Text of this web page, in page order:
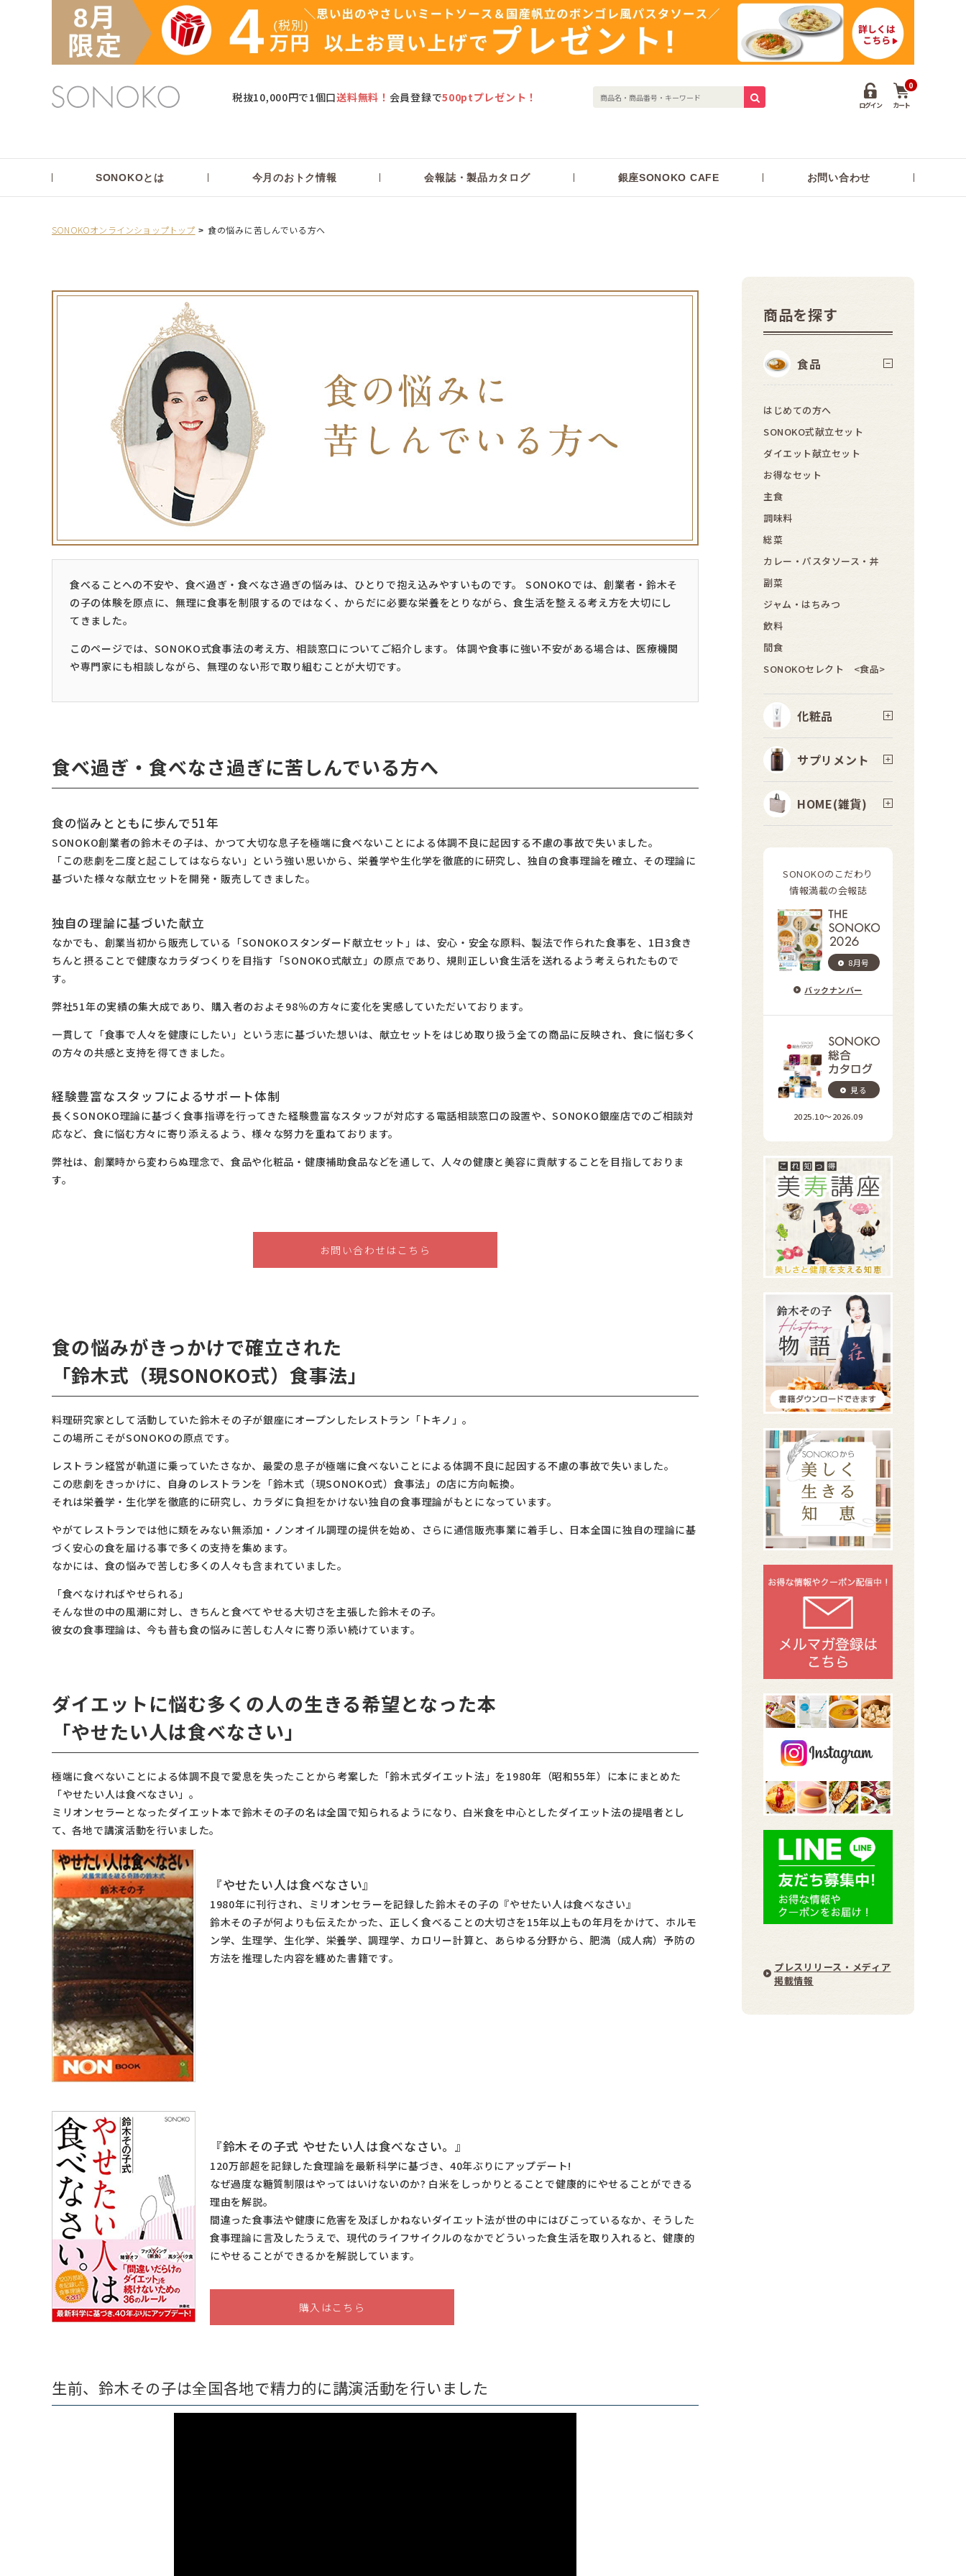
税抜10,000円で1個口送料無料！ 会員登録で500ptプレゼント！
ログイン カート
0
SONOKOとは 銀座SONOKO CAFE
今月のおトク情報 会報誌・製品カタログ お問い合わせ
SONOKOオンラインショップトップ 食の悩みに苦しんでいる方へ
食べることへの不安や、食べ過ぎ・食べなさ過ぎの悩みは、ひとりで抱え込みやすいものです。 SONOKOでは、創業者・鈴木そ
の子の体験を原点に、無理に食事を制限するのではなく、からだに必要な栄養をとりながら、食生活を整える考え方を大切にし
てきました。
このページでは、SONOKO式食事法の考え方、相談窓口についてご紹介します。 体調や食事に強い不安がある場合は、医療機関
や専門家にも相談しながら、無理のない形で取り組むことが大切です。
食べ過ぎ・食べなさ過ぎに苦しんでいる方へ
食の悩みとともに歩んで51年
SONOKO創業者の鈴木その子は、かつて大切な息子を極端に食べないことによる体調不良に起因する不慮の事故で失いました。
「この悲劇を二度と起こしてはならない」という強い思いから、栄養学や生化学を徹底的に研究し、独自の食事理論を確立、その理論に
基づいた様々な献立セットを開発・販売してきました。
独自の理論に基づいた献立
なかでも、創業当初から販売している「SONOKOスタンダード献立セット」は、安心・安全な原料、製法で作られた食事を、1日3食き
ちんと摂ることで健康なカラダつくりを目指す「SONOKO式献立」の原点であり、規則正しい食生活を送れるよう考えられたもので
す。
弊社51年の実績の集大成であり、購入者のおよそ98％の方々に変化を実感していただいております。
一貫して「食事で人々を健康にしたい」という志に基づいた想いは、献立セットをはじめ取り扱う全ての商品に反映され、食に悩む多く
の方々の共感と支持を得てきました。
経験豊富なスタッフによるサポート体制
長くSONOKO理論に基づく食事指導を行ってきた経験豊富なスタッフが対応する電話相談窓口の設置や、SONOKO銀座店でのご相談対
応など、食に悩む方々に寄り添えるよう、様々な努力を重ねております。
弊社は、創業時から変わらぬ理念で、食品や化粧品・健康補助食品などを通して、人々の健康と美容に貢献することを目指しておりま
す。
お問い合わせはこちら
食の悩みがきっかけで確立された
「鈴木式（現SONOKO式）食事法」
料理研究家として活動していた鈴木その子が銀座にオープンしたレストラン「トキノ」。
この場所こそがSONOKOの原点です。
レストラン経営が軌道に乗っていたさなか、最愛の息子が極端に食べないことによる体調不良に起因する不慮の事故で失いました。
この悲劇をきっかけに、自身のレストランを「鈴木式（現SONOKO式）食事法」の店に方向転換。
それは栄養学・生化学を徹底的に研究し、カラダに負担をかけない独自の食事理論がもとになっています。
やがてレストランでは他に類をみない無添加・ノンオイル調理の提供を始め、さらに通信販売事業に着手し、日本全国に独自の理論に基
づく安心の食を届ける事で多くの支持を集めます。
なかには、食の悩みで苦しむ多くの人々も含まれていました。
「食べなければやせられる」
そんな世の中の風潮に対し、きちんと食べてやせる大切さを主張した鈴木その子。
彼女の食事理論は、今も昔も食の悩みに苦しむ人々に寄り添い続けています。
ダイエットに悩む多くの人の生きる希望となった本
「やせたい人は食べなさい」
極端に食べないことによる体調不良で愛息を失ったことから考案した「鈴木式ダイエット法」を1980年（昭和55年）に本にまとめた
「やせたい人は食べなさい」。
ミリオンセラーとなったダイエット本で鈴木その子の名は全国で知られるようになり、白米食を中心としたダイエット法の提唱者とし
て、各地で講演活動を行いました。
『やせたい人は食べなさい』
1980年に刊行され、ミリオンセラーを記録した鈴木その子の『やせたい人は食べなさい』
鈴木その子が何よりも伝えたかった、正しく食べることの大切さを15年以上もの年月をかけて、ホルモ
ン学、生理学、生化学、栄養学、調理学、カロリー計算と、あらゆる分野から、肥満（成人病）予防の
方法を推理した内容を纏めた書籍です。
『鈴木その子式 やせたい人は食べなさい。』
120万部超を記録した食理論を最新科学に基づき、40年ぶりにアップデート!
なぜ過度な糖質制限はやってはいけないのか? 白米をしっかりとることで健康的にやせることができる
理由を解説。
間違った食事法や健康に危害を及ぼしかねないダイエット法が世の中にはびこっているなか、そうした
食事理論に言及したうえで、現代のライフサイクルのなかでどういった食生活を取り入れると、健康的
にやせることができるかを解説しています。
購入はこちら
生前、鈴木その子は全国各地で精力的に講演活動を行いました
商品を探す
食品
はじめての方へ
SONOKO式献立セット
ダイエット献立セット
お得なセット
主食
調味料
総菜
カレー・パスタソース・丼
副菜
ジャム・はちみつ
飲料
間食
SONOKOセレクト <食品>
化粧品
サプリメント
HOME(雑貨)
SONOKOのこだわり
情報満載の会報誌
8月号
バックナンバー
見る
2025.10〜2026.09
プレスリリース・メディア
掲載情報